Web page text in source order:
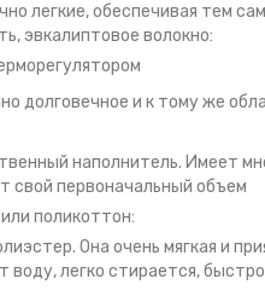
легкие, обеспечивая тем
эвкалиптовое волокно:
долговечное и к тому же
наполнитель. Имеет
свой первоначальный объем
поликоттон:
Она очень мягкая и
легко стирается,